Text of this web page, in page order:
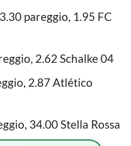
pareggio, 1.95 FC
2.62 Schalke 04
2.87 Atlético
34.00 Stella Rossa